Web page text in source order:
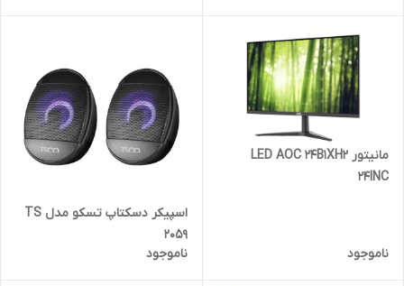
مانیتور LED AOC 24B1XH2
24INC
ناموجود
اسپیکر دسکتاپ تسکو مدل TS
2059
ناموجود